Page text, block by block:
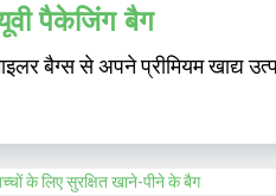
पैकेजिंग बैग
बैग्स से अपने प्रीमियम खाद्य